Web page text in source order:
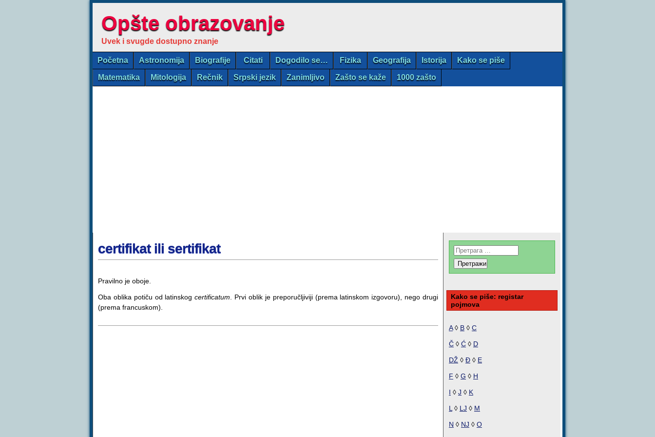
Opšte obrazovanje
Uvek i svugde dostupno znanje
Početna Astronomija Biografije Citati Dogodilo se… Fizika Geografija Istorija Kako se piše
Matematika Mitologija Rečnik Srpski jezik Zanimljivo Zašto se kaže 1000 zašto
certifikat ili sertifikat
Pravilno je oboje.
Oba oblika potiču od latinskogcertificatum . Prvi oblik je preporučljiviji (prema latinskom izgovoru), nego drugi
(prema francuskom).
Kako se piše: registar
pojmova
A◊ B ◊ C
Č ◊ Ć ◊ D
DŽ ◊ Đ ◊ E
F ◊ G ◊ H
I ◊ J ◊ K
L ◊ LJ ◊ M
N ◊ NJ ◊ O